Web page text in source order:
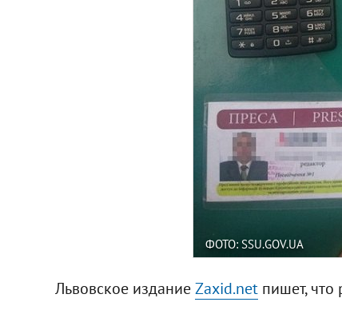
ФОТО: SSU.GOV.UA
Львовское изданиеZaxid.netпишет, что